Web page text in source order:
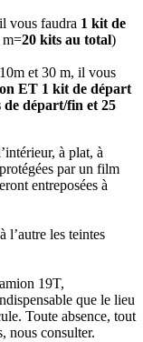
vous faudra 1 kit de
m=20 kits au total)
et 30 m, il vous
ET 1 kit de départ
de départ/fin et 25
à plat, à
par un film
entreposées à
l’autre les teintes
19T,
que le lieu
Toute absence, tout
nous consulter.